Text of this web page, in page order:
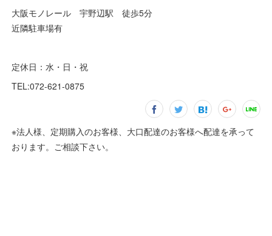
大阪モノレール 宇野辺駅 徒歩5分
近隣駐車場有
定休日：水・日・祝
TEL:072-621-0875
※法人様、定期購入のお客様、大口配達のお客様へ配達を承って
おります。ご相談下さい。